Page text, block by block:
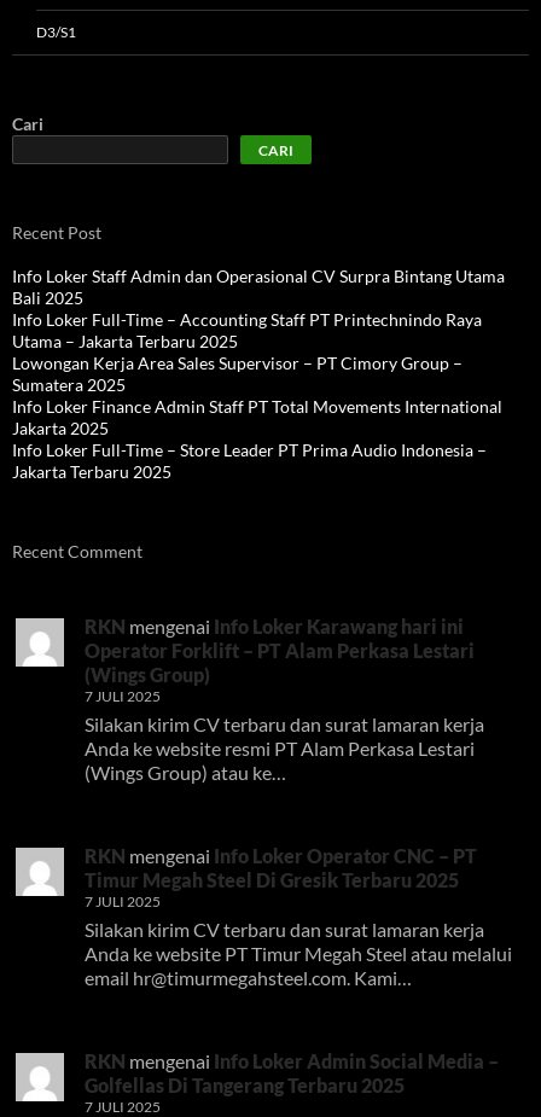
D3/S1
Cari
CARI
Recent Post
Info Loker Staff Admin dan Operasional CV Surpra Bintang Utama
Bali 2025
Info Loker Full-Time – Accounting Staff PT Printechnindo Raya
Utama – Jakarta Terbaru 2025
Lowongan Kerja Area Sales Supervisor – PT Cimory Group –
Sumatera 2025
Info Loker Finance Admin Staff PT Total Movements International
Jakarta 2025
Info Loker Full-Time – Store Leader PT Prima Audio Indonesia –
Jakarta Terbaru 2025
Recent Comment
RKN mengenai Info Loker Karawang hari ini
Operator Forklift – PT Alam Perkasa Lestari
(Wings Group)
7 JULI 2025
Silakan kirim CV terbaru dan surat lamaran kerja
Anda ke website resmi PT Alam Perkasa Lestari
(Wings Group) atau ke…
RKN mengenai Info Loker Operator CNC – PT
Timur Megah Steel Di Gresik Terbaru 2025
7 JULI 2025
Silakan kirim CV terbaru dan surat lamaran kerja
Anda ke website PT Timur Megah Steel atau melalui
email hr@timurmegahsteel.com. Kami…
RKN mengenai Info Loker Admin Social Media –
Golfellas Di Tangerang Terbaru 2025
7 JULI 2025